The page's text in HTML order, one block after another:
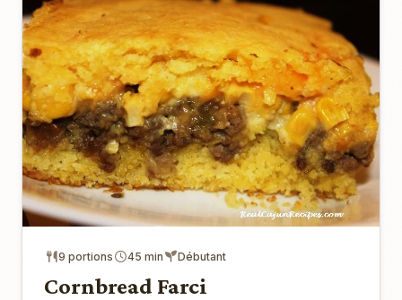
9 portions 45 min Débutant
Cornbread Farci